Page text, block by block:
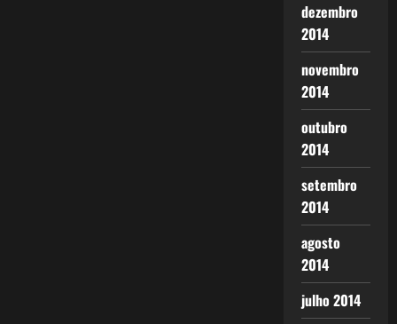
dezembro
2014
novembro
2014
outubro
2014
setembro
2014
agosto
2014
julho 2014